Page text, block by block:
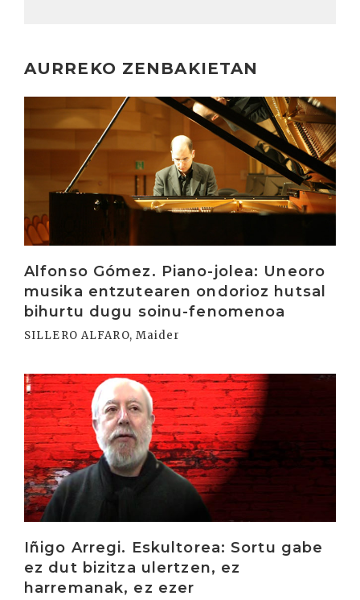
AURREKO ZENBAKIETAN
Alfonso Gómez. Piano-jolea: Uneoro
musika entzutearen ondorioz hutsal
bihurtu dugu soinu-fenomenoa
SILLERO ALFARO, Maider
Iñigo Arregi. Eskultorea: Sortu gabe
ez dut bizitza ulertzen, ez
harremanak, ez ezer
Irakurri